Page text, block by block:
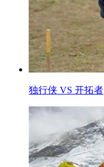
独行侠 VS 开拓者